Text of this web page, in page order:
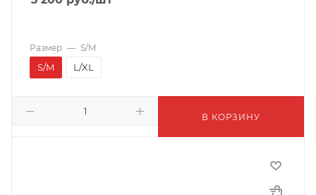
В КОРЗИНУ
Размер — S/M
S/M L/XL